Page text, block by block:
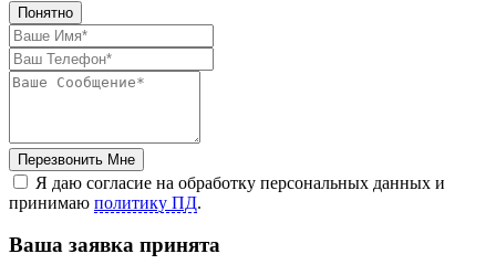
Понятно
Перезвонить Мне
Я даю согласие на обработку персональных данных и
принимаю политику ПД.
Ваша заявка принята